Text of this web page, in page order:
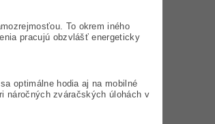
To okrem iného
pracujú obzvlášť energeticky
optimálne hodia aj na mobilné
náročných zváračských úlohách v